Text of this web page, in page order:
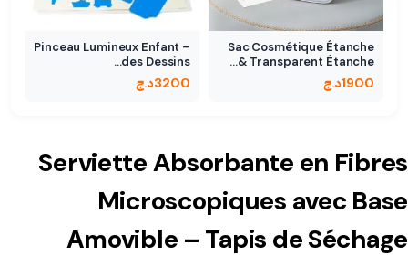
Sac Cosmétique Étanche
Transparent Étanche &…
1900د.ج
Pinceau Lumineux Enfant –
des Dessins…
3200د.ج
Serviette Absorbante en Fibres
Microscopiques avec Base
Amovible – Tapis de Séchage